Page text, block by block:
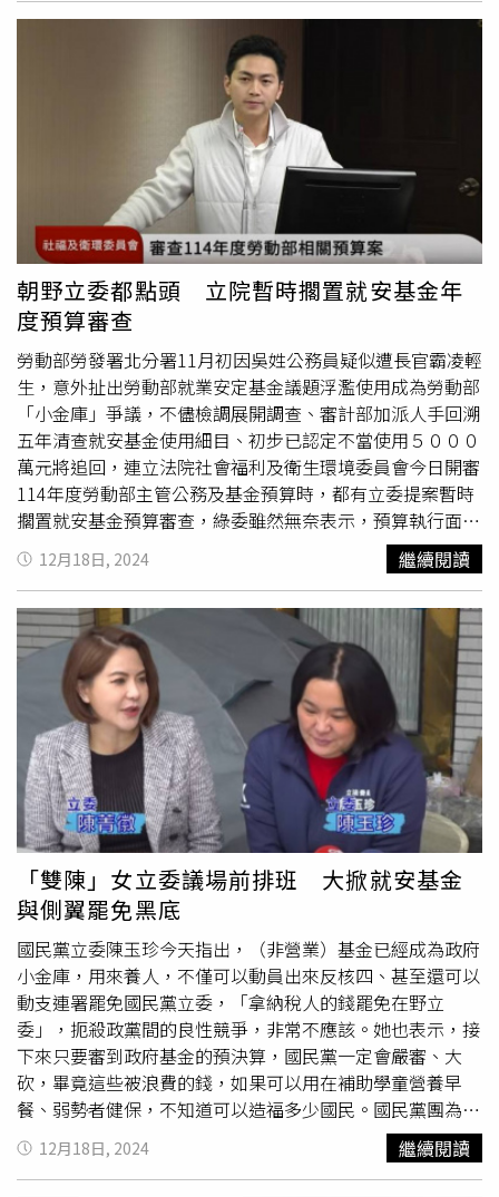
敗，從未成功。立委賴士葆表示，他曾多次提案要求刪減或
凍結促轉基金，並要求促轉基金提供詳細補助對象及審核理
由，但就像就業安定基金一樣，促轉會就如同勞動部過去被
質疑時的說法「補助全部合法」。當年促轉會成立的促轉基
金，主要經費來源是政府補助及清查政黨黨產所得，促轉會
解散後基金改由國發會管理，但管理效果卻引發在野立委高
度質疑。圖為國發會主委劉鏡清（圖／報系資料照）直到勞
動部爆發嚴重罷凌案，有公務員不幸輕生，才開始引發外界
重視，也才進而發現就業安定基金管理委員會僅能審查基金
決算，至於前勞動部長許銘春辦個人演唱會之類的活動細
節，就安基金委員會根本管不到也無法管，全勞動部僅申請
動支基金的官員心知肚明。賴士葆指出，這是制度出了系統
性問題，懷疑促轉基金管理委員會也有類似狀況。值得注意
的是，賴士葆今年再度提案，質疑促轉會已結束任務，促轉
基金卻仍繼續黑箱補助研究案，揚言砍預算。這一次，卻因
在野立委人數終於多過綠委人數，成功透過表決砍掉基金
8000萬預算，民進黨立委包括幹事長吳思瑤等人雖抗議
「促轉基金今年度1月起就已開始補助、在野黨要砍預算目
前也只能砍還沒用掉的1000萬元」，但藍白立並未理會，
情況也與審計長
日前公開表示，已查出就安基金有
5000萬使用不符，未來將予追回「如出一轍」。外界好
奇，已被行政部門濫用掉的基金預算該如何追回？難不成真
要由當時做決策的官員掏腰包賠？立委賴士葆說，據他了
解，該作法可能性不高，但實際具體作法，審計部仍在與主
計總處協商，要等審計部給答案。金門鄉親關心823砲戰前
後時期的戰地戒嚴侵害鄉親權益，立委陳玉珍認為促轉基金
運作卻套用台灣本島研究白色恐怖的框架，不符地方實況需
求。圖為八二三砲戰歷史照（圖／報系資料照）
朝野立委都點頭 立院暫時擱置就安基金年
度預算審查
勞動部勞發署北分署11月初因吳姓公務員疑似遭長官霸凌輕
生，意外扯出勞動部就業安定基金議題浮濫使用成為勞動部
「小金庫」爭議，不儘檢調展開調查、審計部加派人手回溯
五年清查就安基金使用細目、初步已認定不當使用５０００
萬元將追回，連立法院社會福利及衛生環境委員會今日開審
114年度勞動部主管公務及基金預算時，都有立委提案暫時
擱置就安基金預算審查，綠委雖然無奈表示，預算執行面出
問題不該由立委背負責任，但也不反對暫擱審查，但在協商
後，確認勞動部相關基金將擇期再審。國民黨立委廖偉翔今
天在衛環委員會提案指出，就安基金花百萬裝潢休息室、舉
辦前部長許銘春個人演唱會、拍個人沙龍照、買禮盒向上管
理、遭挪用買網軍等爭議，且30年來收取近千億，卻從未公
布支出明細，黑幕重重。他指出，因審計部審計長
陳瑞敏證
實該基金發現用途不符金額竟達5000多萬，將要求如額收
回，採購異常會移送檢調，未盡職責會送至監察院，茲事體
大，尤其114年賴政府總預算已超過3兆元，公務預算應更
充分地如實編列，而非繼續「吸血」就安基金。他提案，因
勞動部至今未能對外釋明近5年就安基金相關細目，且相關
政風、會計人員是否有協助違法貪瀆行為、仍有待釐清。為
建立就安基金相關支用標準，避免繼續違法濫用，要求暫緩
今日有關勞動部114年基金預算之處理，待檢討報告送出
後，交叉比對審計部所作之審核報告，經社會福利及衛生環
境委員會之委員同意後，始得進行勞動部基金預算之處理。
該提案獲得多位在野立委連署支持，連民進黨立委也未直接
拒絕。民進黨立委劉建國發言時指出，就安基金執行面出現
問題，責任不應該全由立委背負，立委其實不容易管到執行
面出狀況，雖然在監督面上，在下個年度審查相關預算時，
可以透過比對上下年度的預算執行問題，砍掉執行出問題的
預算，但審查預算畢竟是立委天職，他建議先進行審查公務
預算、暫時擱置就安基金預算，他沒有意見。今天衛環委員
會召集委員是民進黨立委黃秀芳，他其實也認為就安基金還
是應該先開審。不過，因為媒體報導，審計部已經初步查出
12月18日, 2024 繼續閱讀
「雙陳」女立委議場前排班 大掀就安基金
與側翼罷免黑底
國民黨立委陳玉珍今天指出，（非營業）基金已經成為政府
小金庫，用來養人，不僅可以動員出來反核四、甚至還可以
動支連署罷免國民黨立委，「拿納稅人的錢罷免在野立
委」，扼殺政黨間的良性競爭，非常不應該。她也表示，接
下來只要審到政府基金的預決算，國民黨一定會嚴審、大
砍，畢竟這些被浪費的錢，如果可以用在補助學童營養早
餐、弱勢者健保，不知道可以造福多少國民。國民黨團為了
在20日立法院院會中，推動討論已久的選罷法、憲訴法與財
劃法三項修正案順利闖關，從昨（17）日下午16時30分
起，發起「馬拉松夜宿接力64小時」行動，藍委輪值在議場
12月18日, 2024 繼續閱讀